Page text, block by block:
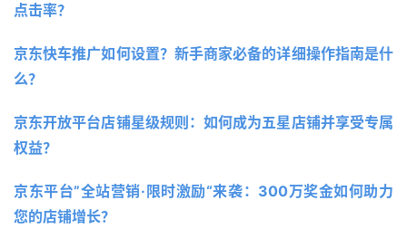
点击率？
京东快车推广如何设置？新手商家必备的详细操作指南是什
么？
京东开放平台店铺星级规则：如何成为五星店铺并享受专属
权益？
京东平台”全站营销·限时激励“来袭：300万奖金如何助力
您的店铺增长？